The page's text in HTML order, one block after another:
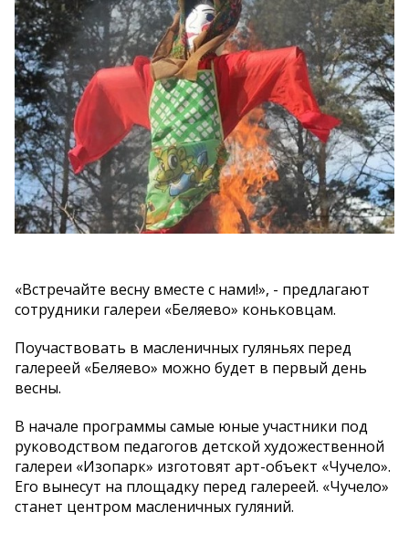
«Встречайте весну вместе с нами!», - предлагают
сотрудники галереи «Беляево» коньковцам.
Поучаствовать в масленичных гуляньях перед
галереей «Беляево» можно будет в первый день
весны.
В начале программы самые юные участники под
руководством педагогов детской художественной
галереи «Изопарк» изготовят арт-объект «Чучело».
Его вынесут на площадку перед галереей. «Чучело»
станет центром масленичных гуляний.